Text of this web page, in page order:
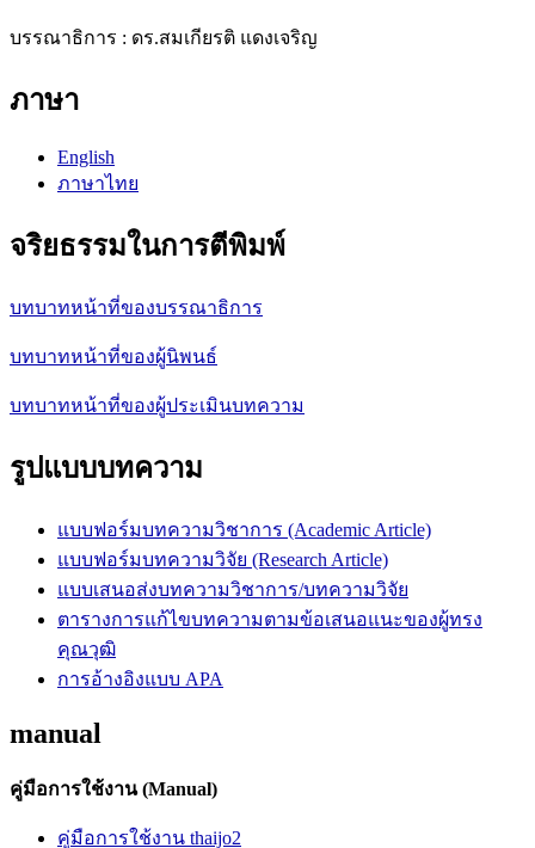
บรรณาธิการ : ดร.สมเกียรติ แดงเจริญ
ภาษา
English
ภาษาไทย
จริยธรรมในการตีพิมพ์
บทบาทหน้าที่ของบรรณาธิการ
บทบาทหน้าที่ของผู้นิพนธ์
บทบาทหน้าที่ของผู้ประเมินบทความ
รูปแบบบทความ
แบบฟอร์มบทความวิชาการ (Academic Article)
แบบฟอร์มบทความวิจัย (Research Article)
แบบเสนอส่งบทความวิชาการ/บทความวิจัย
ตารางการแก้ไขบทความตามข้อเสนอแนะของผู้ทรง
คุณวุฒิ
การอ้างอิงแบบ APA
manual
คู่มือการใช้งาน (Manual)
คู่มือการใช้งาน thaijo2